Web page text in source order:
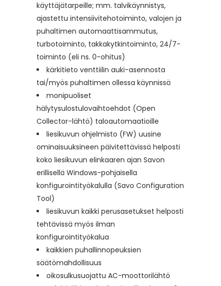
käyttäjätarpeille; mm. talvikäynnistys,
ajastettu intensiivitehotoiminto, valojen ja
puhaltimen automaattisammutus,
turbotoiminto, takkakytkintoiminto, 24/7-
toiminto (eli ns. 0-ohitus)
kärkitieto venttiilin auki-asennosta
tai/myös puhaltimen ollessa käynnissä
monipuoliset
hälytysulostulovaihtoehdot (Open
Collector-lähtö) taloautomaatioille
liesikuvun ohjelmisto (FW) uusine
ominaisuuksineen päivitettävissä helposti
koko liesikuvun elinkaaren ajan Savon
erillisellä Windows-pohjaisella
konfigurointityökalulla (Savo Configuration
Tool)
liesikuvun kaikki perusasetukset helposti
tehtävissä myös ilman
konfigurointityökalua
kaikkien puhallinnopeuksien
säätömahdollisuus
oikosulkusuojattu AC-moottorilähtö